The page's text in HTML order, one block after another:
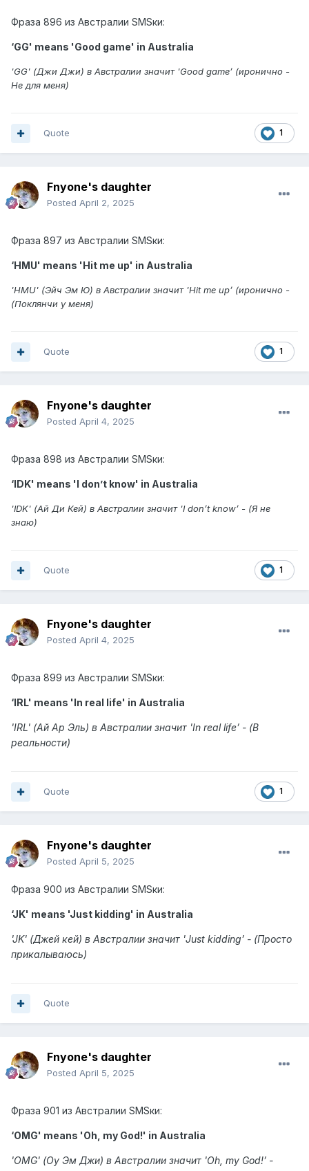
Фраза 896 из Австралии SMSки:
‘GG' means 'Good game' in Australia
'GG' (Джи Джи) в Австралии значит 'Good game’ (иронично -
Не для меня)
1
Quote
Fnyone's daughter
Posted April 2, 2025
Фраза 897 из Австралии SMSки:
‘HMU' means 'Hit me up' in Australia
'HMU' (Эйч Эм Ю) в Австралии значит 'Hit me up’ (иронично -
(Поклянчи у меня)
1
Quote
Fnyone's daughter
Posted April 4, 2025
Фраза 898 из Австралии SMSки:
‘IDK' means 'I don’t know' in Australia
'IDK' (Ай Ди Кей) в Австралии значит 'I don’t know’ - (Я не
знаю)
1
Quote
Fnyone's daughter
Posted April 4, 2025
Фраза 899 из Австралии SMSки:
‘IRL' means 'In real life' in Australia
'IRL' (Ай Ар Эль) в Австралии значит 'In real life’ - (В
реальности)
1
Quote
Fnyone's daughter
Posted April 5, 2025
Фраза 900 из Австралии SMSки:
‘JK' means 'Just kidding' in Australia
'JK' (Джей кей) в Австралии значит 'Just kidding’ - (Просто
прикалываюсь)
Quote
Fnyone's daughter
Posted April 5, 2025
Фраза 901 из Австралии SMSки:
‘OMG' means 'Oh, my God!' in Australia
'OMG' (Оу Эм Джи) в Австралии значит 'Oh, my God!’ -